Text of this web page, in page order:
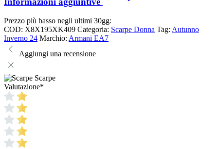
Prezzo più basso negli ultimi 30gg:
COD: X8X195XK409 Categoria: Scarpe Donna Tag: Autunno
Inverno 24 Marchio: Armani EA7
Aggiungi una recensione
Scarpe
Valutazione*